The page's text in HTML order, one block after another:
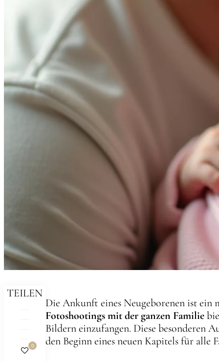
TEILEN
0
Die Ankunft eines Neugeborenen ist ein
Fotoshootings mit der ganzen Familie
Bildern einzufangen. Diese besonderen
den Beginn eines neuen Kapitels für alle